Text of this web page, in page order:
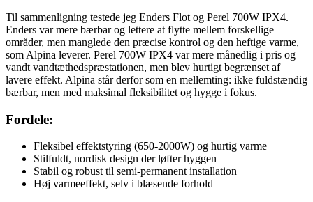
Til sammenligning testede jeg Enders Flot og Perel 700W IPX4.
Enders var mere bærbar og lettere at flytte mellem forskellige
områder, men manglede den præcise kontrol og den heftige varme,
som Alpina leverer. Perel 700W IPX4 var mere månedlig i pris og
vandt vandtæthedspræstationen, men blev hurtigt begrænset af
lavere effekt. Alpina står derfor som en mellemting: ikke fuldstændig
bærbar, men med maksimal fleksibilitet og hygge i fokus.
Fordele:
Fleksibel effektstyring (650-2000W) og hurtig varme
Stilfuldt, nordisk design der løfter hyggen
Stabil og robust til semi-permanent installation
Høj varmeeffekt, selv i blæsende forhold